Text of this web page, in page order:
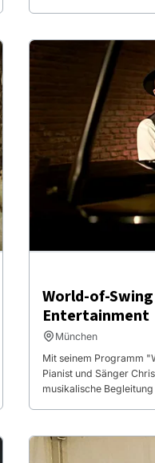
World-of-
Entertainment
München
Mit seinem Programm
Pianist und Sänger
musikalische